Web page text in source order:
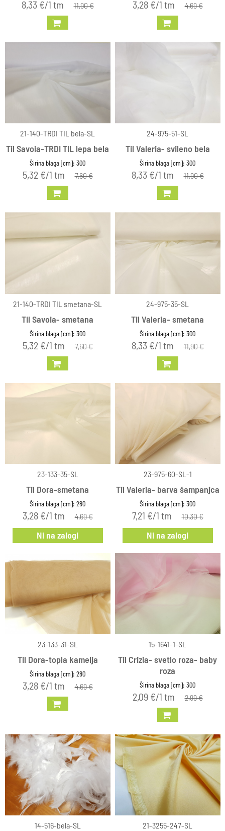
8,33 €/1 tm 11,90 € 3,28 €/1 tm 4,69 €
21-140-TRDI TIL bela-SL
Til Savoia-TRDI TIL lepa bela
Širina blaga [cm]: 300
5,32 €/1 tm 7,60 €
24-975-51-SL
Til Valeria- svileno bela
Širina blaga [cm]: 300
8,33 €/1 tm 11,90 €
21-140-TRDI TIL smetana-SL
Til Savoia- smetana
Širina blaga [cm]: 300
5,32 €/1 tm 7,60 €
24-975-35-SL
Til Valeria- smetana
Širina blaga [cm]: 300
8,33 €/1 tm 11,90 €
23-133-35-SL
Til Dora-smetana
Širina blaga [cm]: 280
3,28 €/1 tm 4,69 €
Ni na zalogi
23-975-60-SL-1
Til Valeria- barva šampanjca
Širina blaga [cm]: 300
7,21 €/1 tm 10,30 €
Ni na zalogi
23-133-31-SL
Til Dora-topla kamelja
Širina blaga [cm]: 280
3,28 €/1 tm 4,69 €
15-1641-1-SL
Til Crizia- svetlo roza- baby
roza
Širina blaga [cm]: 300
2,09 €/1 tm 2,99 €
14-516-bela-SL 21-3255-247-SL